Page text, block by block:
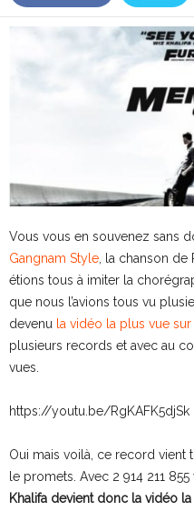
Vous vous en souvenez sans
Gangnam Style , la chanson
étions tous à imiter la
que nous l’avions tous vu
devenu la vidéo la plus vue
plusieurs records et avec au
vues.
https://youtu.be/RgKAFK5djSk
Oui mais voilà, ce record vient
le promets. Avec 2 914 211 855
Khalifa devient donc la vidéo